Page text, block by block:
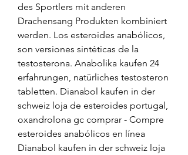
des Sportlers mit anderen
Drachensang Produkten kombiniert
werden. Los esteroides anabólicos,
son versiones sintéticas de la
testosterona. Anabolika kaufen 24
erfahrungen, natürliches testosteron
tabletten. Dianabol kaufen in der
schweiz loja de esteroides portugal,
oxandrolona gc comprar - Compre
esteroides anabólicos en línea
Dianabol kaufen in der schweiz loja